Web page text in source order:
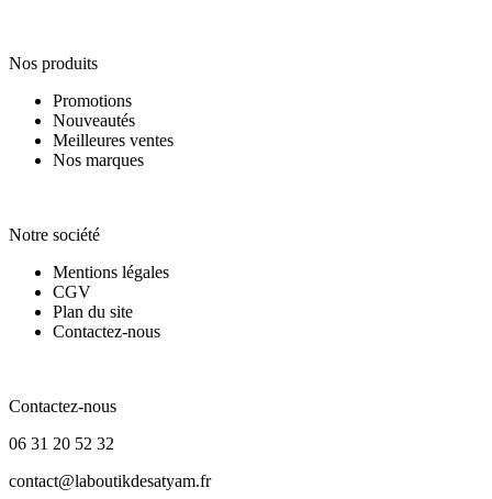
Nos produits
Promotions
Nouveautés
Meilleures ventes
Nos marques
Notre société
Mentions légales
CGV
Plan du site
Contactez-nous
Contactez-nous
06 31 20 52 32
contact@laboutikdesatyam.fr